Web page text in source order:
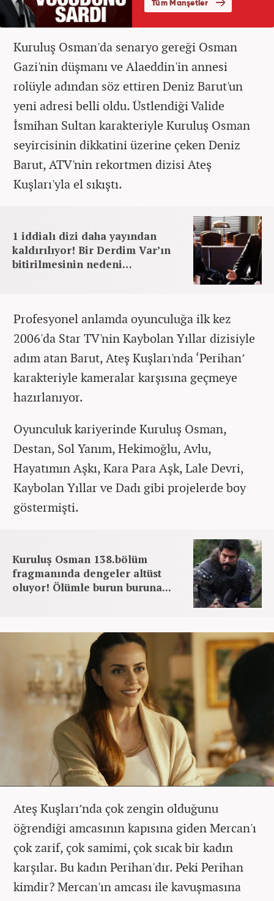
Kuruluş Osman'da senaryo gereği Osman
Gazi'nin düşmanı ve Alaeddin'in annesi
rolüyle adından söz ettiren Deniz Barut'un
yeni adresi belli oldu. Üstlendiği Valide
İsmihan Sultan karakteriyle Kuruluş Osman
seyircisinin dikkatini üzerine çeken Deniz
Barut, ATV'nin rekortmen dizisi Ateş
Kuşları'yla el sıkıştı.
1 iddialı dizi daha yayından
kaldırılıyor! Bir Derdim Var’ın
bitirilmesinin nedeni…
Profesyonel anlamda oyunculuğa ilk kez
2006'da Star TV'nin Kaybolan Yıllar dizisiyle
adım atan Barut, Ateş Kuşları'nda ‘Perihan’
karakteriyle kameralar karşısına geçmeye
hazırlanıyor.
Oyunculuk kariyerinde Kuruluş Osman,
Destan, Sol Yanım, Hekimoğlu, Avlu,
Hayatımın Aşkı, Kara Para Aşk, Lale Devri,
Kaybolan Yıllar ve Dadı gibi projelerde boy
göstermişti.
Kuruluş Osman 138.bölüm
fragmanında dengeler altüst
oluyor! Ölümle burun buruna...
Ateş Kuşları’nda çok zengin olduğunu
öğrendiği amcasının kapısına giden Mercan'ı
çok zarif, çok samimi, çok sıcak bir kadın
karşılar. Bu kadın Perihan'dır. Peki Perihan
kimdir? Mercan'ın amcası ile kavuşmasına